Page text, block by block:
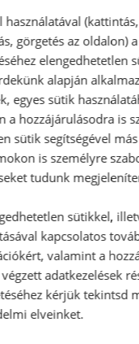
használatával (kattintás,
görgetés az oldalon)
elengedhetetlen
alapján
egyes sütik
a hozzájárulásodra is
sütik segítségével más
is személyre
tudunk
sütikkel,
kapcsolatos
valamint a
adatkezelések
kérjük tekintsd
elveinket.